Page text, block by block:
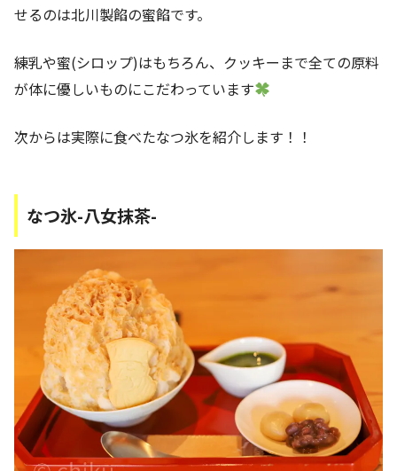
せるのは北川製餡の蜜餡です。
練乳や蜜(シロップ)はもちろん、クッキーまで全ての原料
が体に優しいものにこだわっています
次からは実際に食べたなつ氷を紹介します！！
なつ氷-八女抹茶-